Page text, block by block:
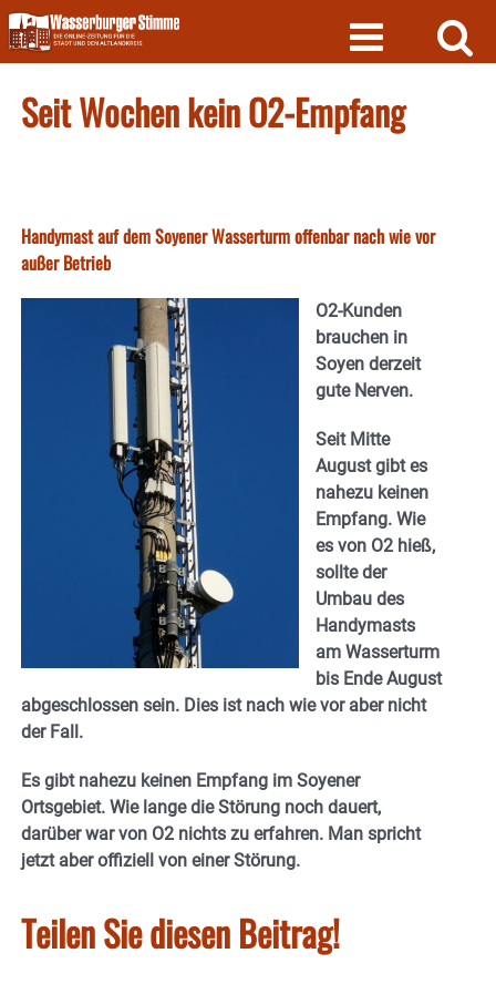
Skip
to
content
Seit Wochen kein O2-Empfang
Handymast auf dem Soyener Wasserturm offenbar nach wie vor
außer Betrieb
O2-Kunden
brauchen in
Soyen derzeit
gute Nerven.
Seit Mitte
August gibt es
nahezu keinen
Empfang. Wie
es von O2 hieß,
sollte der
Umbau des
Handymasts
am Wasserturm
bis Ende August
abgeschlossen sein. Dies ist nach wie vor aber nicht
der Fall.
Es gibt nahezu keinen Empfang im Soyener
Ortsgebiet. Wie lange die Störung noch dauert,
darüber war von O2 nichts zu erfahren. Man spricht
jetzt aber offiziell von einer Störung.
Teilen Sie diesen Beitrag!